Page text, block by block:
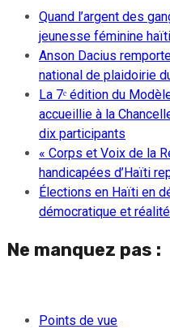
Quand l’argent des
jeunesse féminine
Anson Dacius
national de plaidoirie
La 7ᵉ édition du
accueillie à la
dix participants
« Corps et Voix de la
handicapées d’Haïti
Élections en Haïti en
démocratique et
Ne manquez pas :
Points de vue